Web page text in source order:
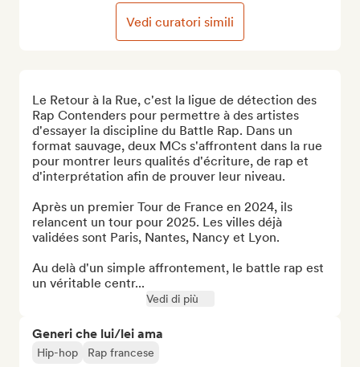
Le Retour à la Rue, c'est la ligue de détection des
Rap Contenders pour permettre à des artistes
d'essayer la discipline du Battle Rap. Dans un
format sauvage, deux MCs s'affrontent dans la rue
pour montrer leurs qualités d'écriture, de rap et
d'interprétation afin de prouver leur niveau.
Après un premier Tour de France en 2024, ils
relancent un tour pour 2025. Les villes déjà
validées sont Paris, Nantes, Nancy et Lyon.
Au delà d'un simple affrontement, le battle rap est
un véritable centr...
Vedi di più
Generi che lui/lei ama
Hip-hop Rap francese
Vedi curatori simili